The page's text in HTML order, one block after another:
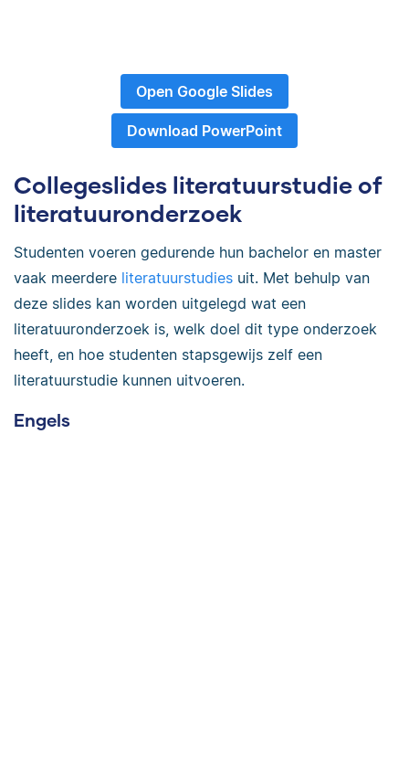
Open Google Slides
Download PowerPoint
Collegeslides literatuurstudie of
literatuuronderzoek
Studenten voeren gedurende hun bachelor en master
vaak meerdere literatuurstudies uit. Met behulp van
deze slides kan worden uitgelegd wat een
literatuuronderzoek is, welk doel dit type onderzoek
heeft, en hoe studenten stapsgewijs zelf een
literatuurstudie kunnen uitvoeren.
Engels